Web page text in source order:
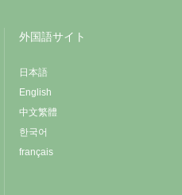
外国語サイト
日本語
English
中文繁體
한국어
français